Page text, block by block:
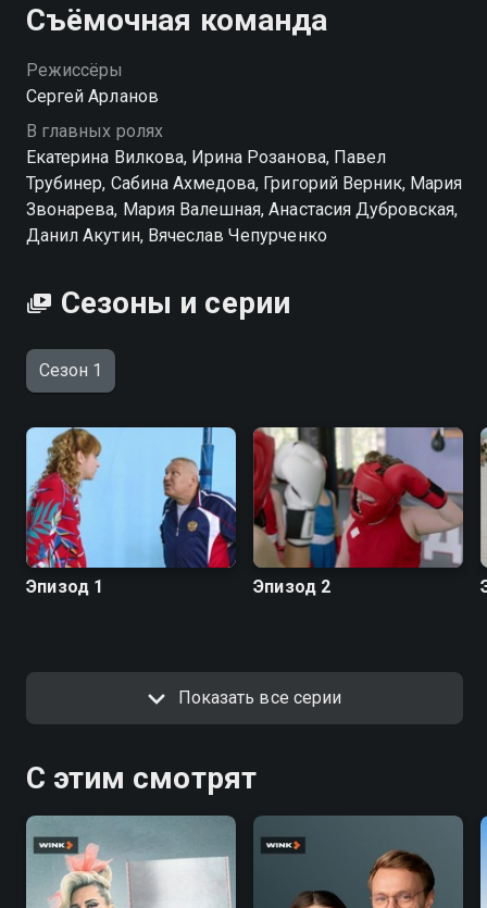
только с коварством собственной матери, готовой
пойти на всё ради больших побед, но и экс-парнем,
возглавившим сборную страны по плаванию.
Съёмочная команда
Режиссёры
Сергей Арланов
В главных ролях
Екатерина Вилкова, Ирина Розанова, Павел
Трубинер, Сабина Ахмедова, Григорий Верник, Мария
Звонарева, Мария Валешная, Анастасия Дубровская,
Данил Акутин, Вячеслав Чепурченко
Сезоны и серии
Сезон 1
Эпизод 1 Эпизод 2
Показать все серии
С этим смотрят